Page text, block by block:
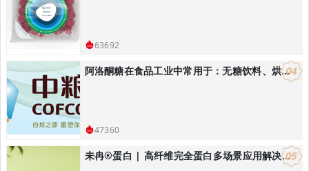
63692
阿洛酮糖在食品工业中常用于：无糖饮料、烘焙食品：替代蔗糖降低热量
47360
未冉®️蛋白 | 高纤维完全蛋白多场景应用解决方案